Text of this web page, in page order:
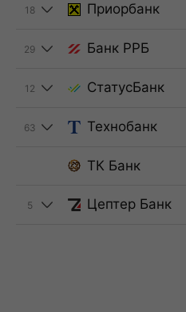
18 Приорбанк
29 Банк РРБ
12 СтатусБанк
63 Технобанк
ТК Банк
5 Цептер Банк